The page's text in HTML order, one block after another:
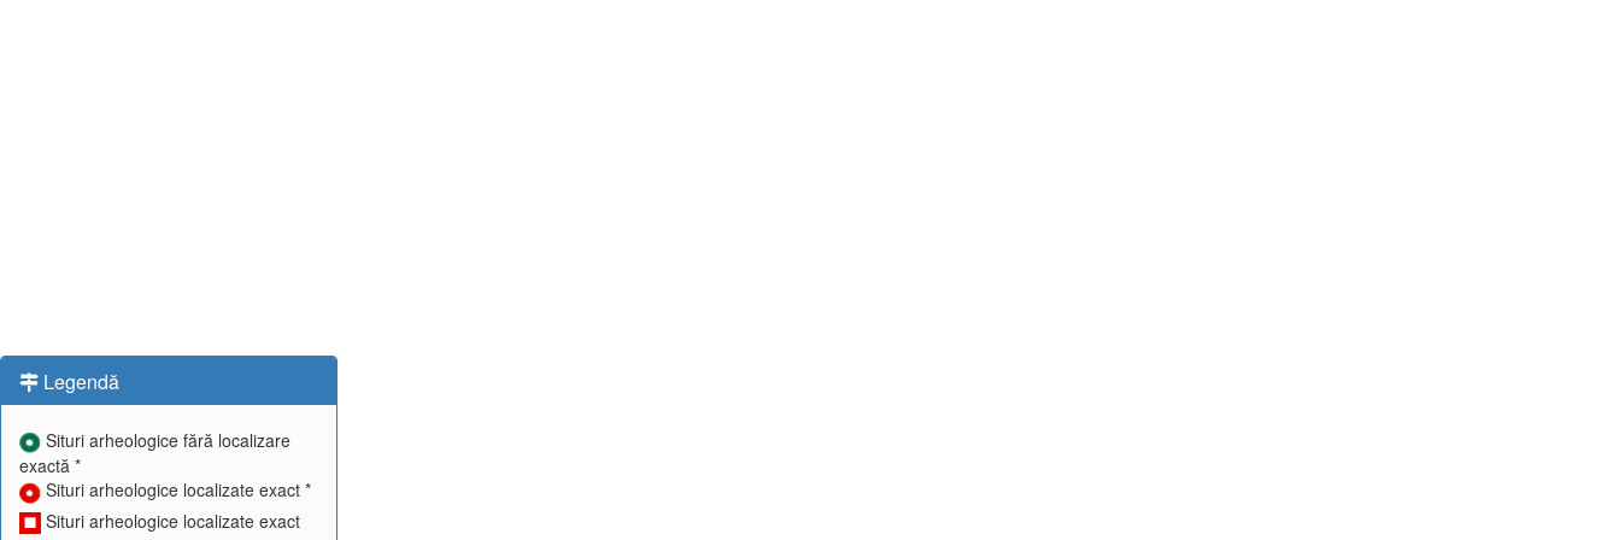
Legendă
Situri arheologice fără localizare
exactă *
Situri arheologice localizate exact *
Situri arheologice localizate exact